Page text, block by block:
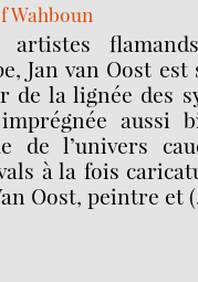
Wahboun
artistes
Jan van Oost
de la lignée des
aussi
de l’univers
à la fois
Oost, peintre et